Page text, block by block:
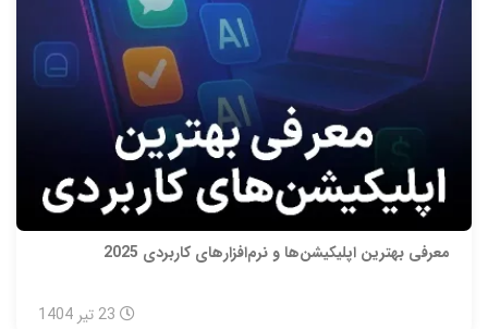
معرفی بهترین اپلیکیشن‌ها و نرم‌افزارهای کاربردی 2025
23 تیر 1404